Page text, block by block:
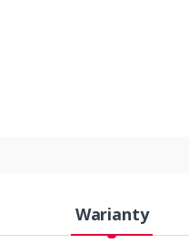
Warianty